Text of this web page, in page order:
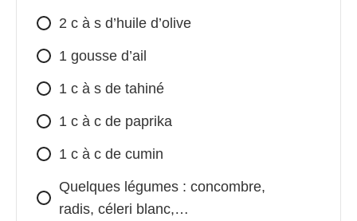
2 c à s d’huile d’olive
1 gousse d’ail
1 c à s de tahiné
1 c à c de paprika
1 c à c de cumin
Quelques légumes : concombre,
radis, céleri blanc,…